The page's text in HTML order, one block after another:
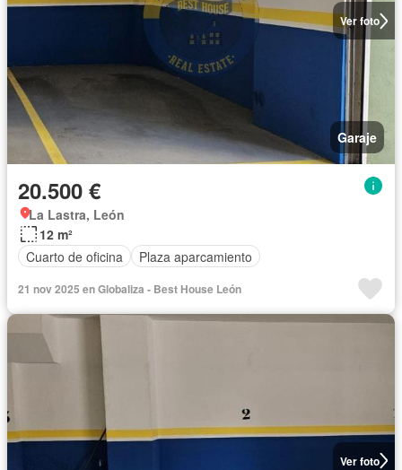
Ver foto
Garaje
20.500 €
La Lastra, León
12 m²
Cuarto de oficina
Plaza aparcamiento
21 nov 2025 en Globaliza - Best House León
Ver foto